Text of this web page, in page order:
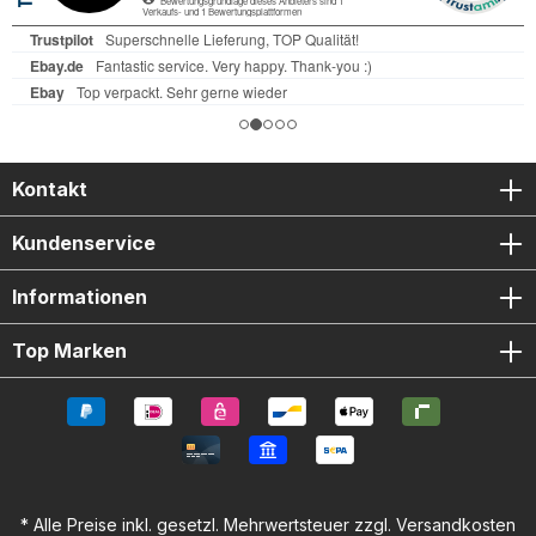
ohne Verkleidungsmodifikation („No Cut“) Effektiver Schutz
empfindlicher Rahmenteile bei Stürzen
Fahrzeugspezifische Passform für Suzuki GSX-S 1000 /
Katana / GSX-S 950 Einfacher und sicherer Einbau direkt
am Rahmen Langlebiges Material in elegantem Schwarz
Kontakt
Kundenservice
Informationen
Top Marken
* Alle Preise inkl. gesetzl. Mehrwertsteuer zzgl. Versandkosten